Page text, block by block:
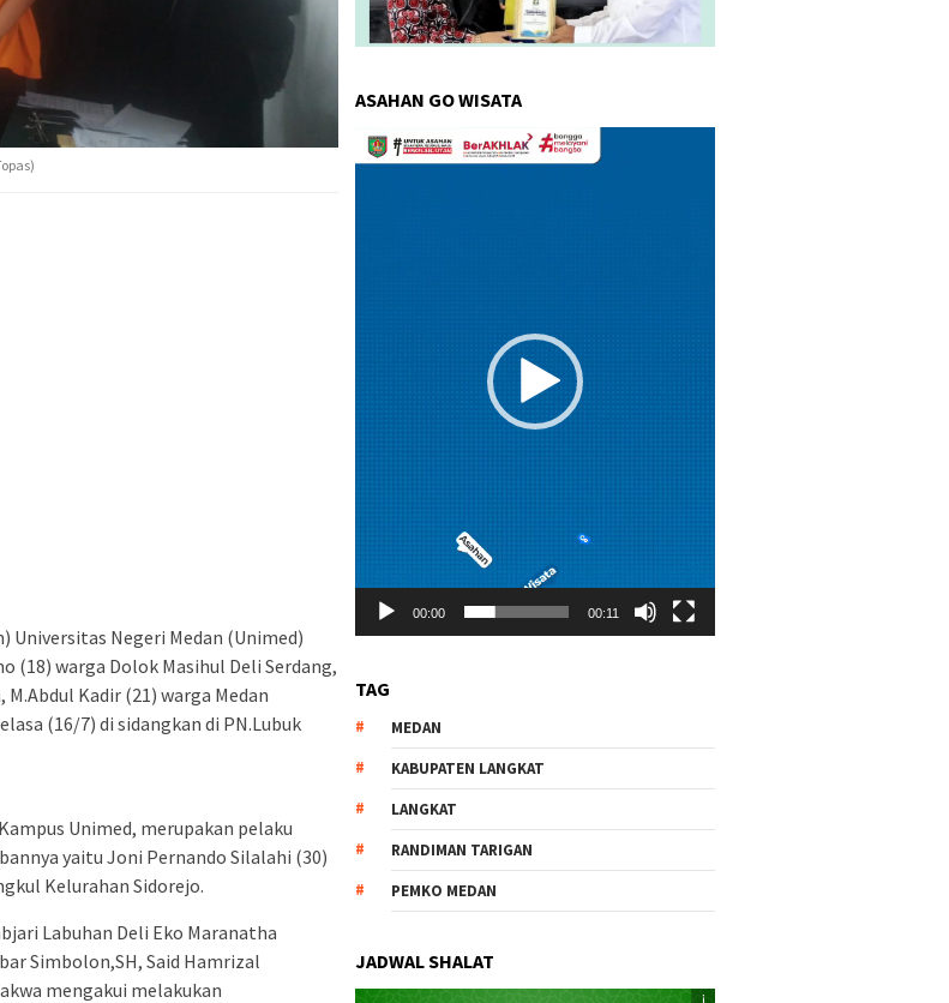
Universitas Negeri Medan (Unimed)
(18) warga Dolok Masihul Deli Serdang,
Kadir (21) warga Medan
(16/7) di sidangkan di PN.Lubuk
Unimed, merupakan pelaku
yaitu Joni Pernando Silalahi (30)
Kelurahan Sidorejo.
Labuhan Deli Eko Maranatha
Simbolon,SH, Said Hamrizal
mengakui melakukan
ASAHAN GO WISATA
Pemutar
Video
00:00 00:11
TAG
MEDAN
KABUPATEN LANGKAT
LANGKAT
RANDIMAN TARIGAN
PEMKO MEDAN
JADWAL SHALAT